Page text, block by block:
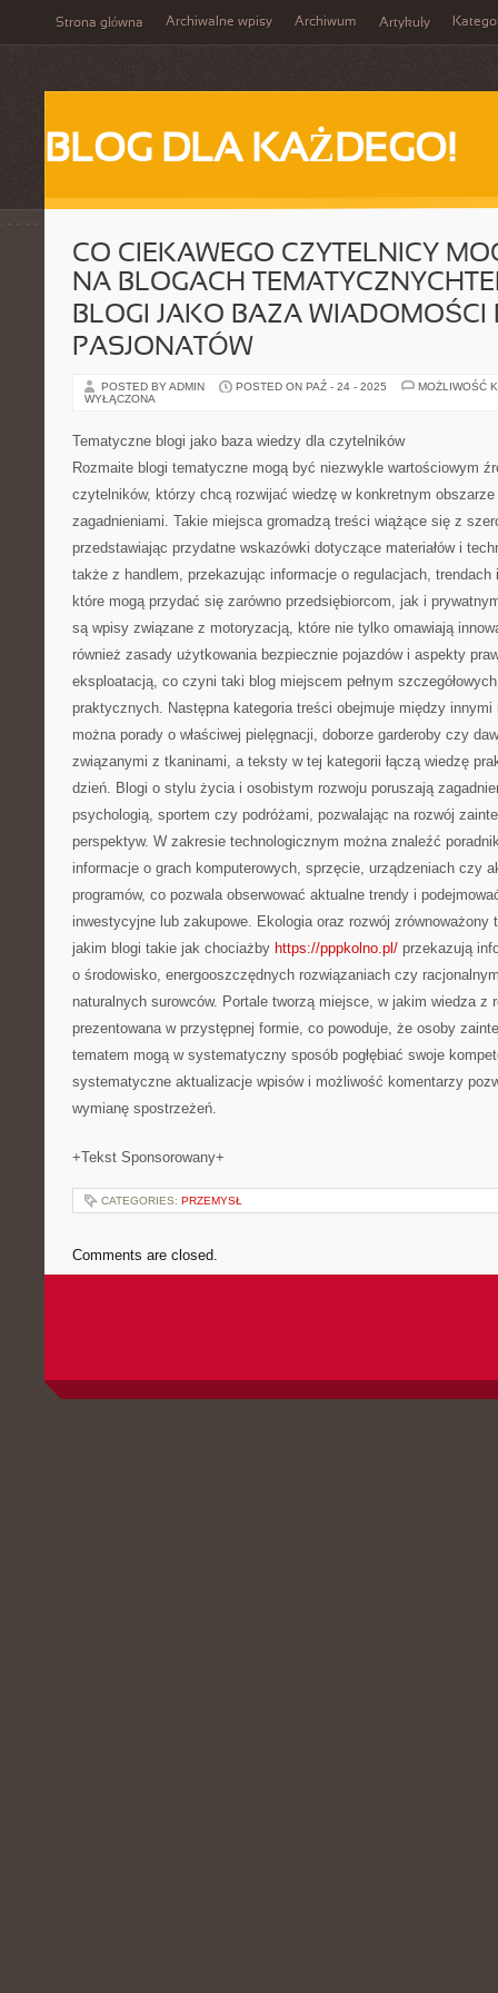
Strona główna Archiwalne wpisy Archiwum Artykuły
BLOG DLA KAŻDEGO!
CO CIEKAWEGO CZYTELNICY
NA BLOGACH
BLOGI JAKO BAZA WIADOMOŚCI
PASJONATÓW
POSTED BY ADMIN POSTED ON PAŹ - 24 - 2025
MOŻLIWOŚĆ
WYŁĄCZONA
Tematyczne blogi jako baza wiedzy dla czytelników
Rozmaite blogi tematyczne mogą być niezwykle wartościowym
czytelników, którzy chcą rozwijać wiedzę w konkretnym
zagadnieniami. Takie miejsca gromadzą treści wiążące się z
przedstawiając przydatne wskazówki dotyczące materiałów i
także z handlem, przekazując informacje o regulacjach,
które mogą przydać się zarówno przedsiębiorcom, jak i
są wpisy związane z motoryzacją, które nie tylko omawiają
również zasady użytkowania bezpiecznie pojazdów i aspekty
eksploatacją, co czyni taki blog miejscem pełnym
praktycznych. Następna kategoria treści obejmuje między
można porady o właściwej pielęgnacji, doborze garderoby czy
związanymi z tkaninami, a teksty w tej kategorii łączą wiedzę
dzień. Blogi o stylu życia i osobistym rozwoju poruszają
psychologią, sportem czy podróżami, pozwalając na rozwój
perspektyw. W zakresie technologicznym można znaleźć
informacje o grach komputerowych, sprzęcie, urządzeniach czy
programów, co pozwala obserwować aktualne trendy i
inwestycyjne lub zakupowe. Ekologia oraz rozwój zrównoważony
jakim blogi takie jak chociażby https://pppkolno.pl/ przekazują
o środowisko, energooszczędnych rozwiązaniach czy
naturalnych surowców. Portale tworzą miejsce, w jakim wiedza z
prezentowana w przystępnej formie, co powoduje, że osoby
tematem mogą w systematyczny sposób pogłębiać swoje
systematyczne aktualizacje wpisów i możliwość komentarzy
wymianę spostrzeżeń.
+Tekst Sponsorowany+
CATEGORIES: PRZEMYSŁ
Comments are closed.